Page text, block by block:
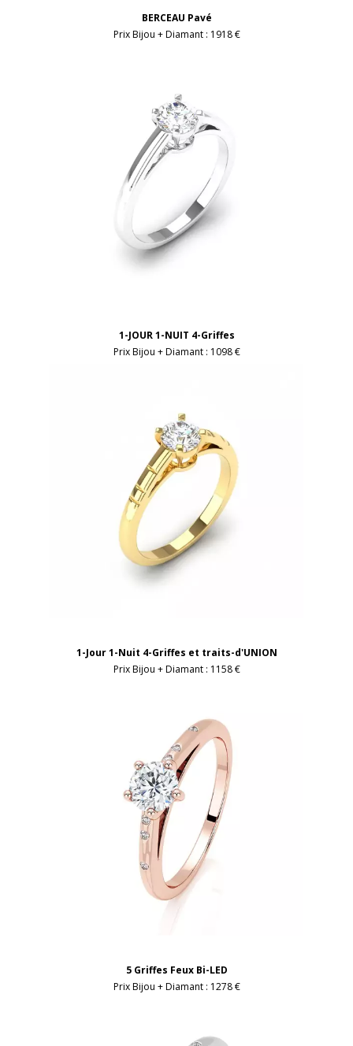
BERCEAU Pavé
Prix Bijou + Diamant : 1918 €
1-JOUR 1-NUIT 4-Griffes
Prix Bijou + Diamant : 1098 €
1-Jour 1-Nuit 4-Griffes et traits-d'UNION
Prix Bijou + Diamant : 1158 €
5 Griffes Feux Bi-LED
Prix Bijou + Diamant : 1278 €